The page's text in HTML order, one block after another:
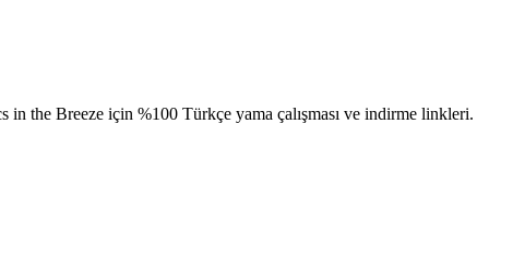
the Breeze için %100 Türkçe yama çalışması ve indirme linkleri.